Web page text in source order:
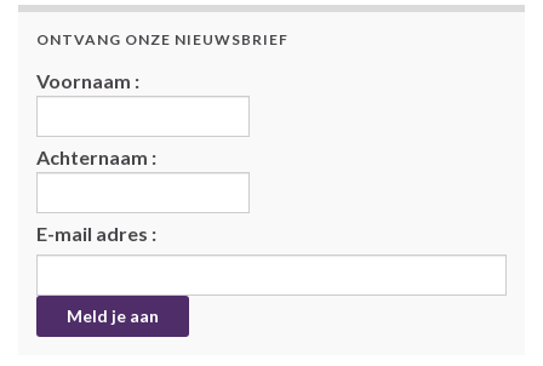
ONTVANG ONZE NIEUWSBRIEF
Voornaam :
Achternaam :
E-mail adres :